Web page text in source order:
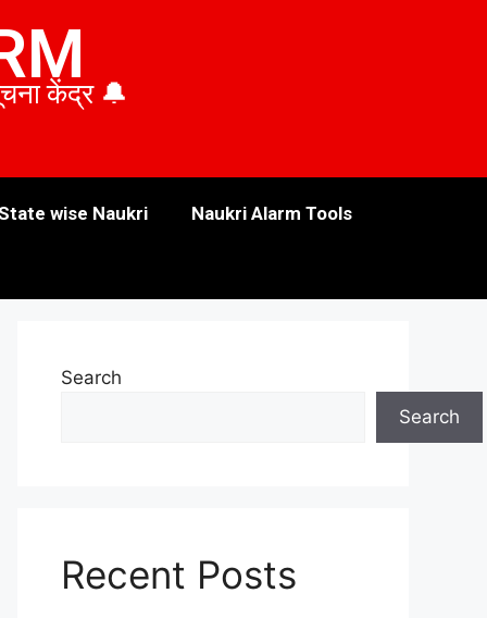
केंद्र 🔔
wise Naukri Naukri Alarm Tools
Search
Search
Recent Posts